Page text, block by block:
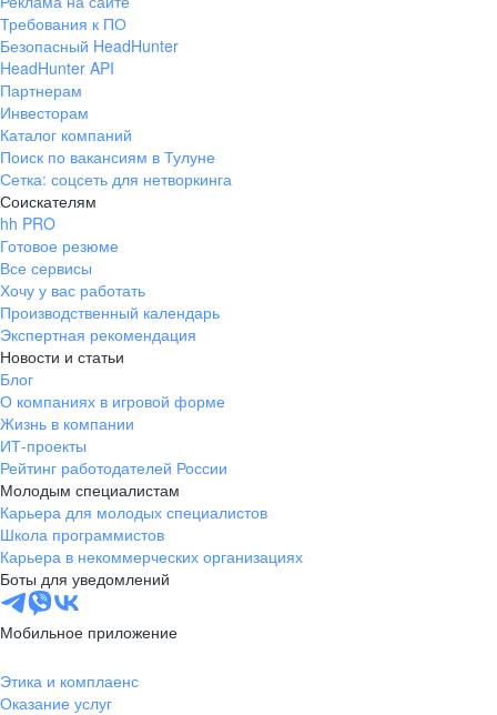
Требования к ПО
Безопасный HeadHunter
HeadHunter API
Партнерам
Инвесторам
Каталог компаний
Поиск по вакансиям в Тулуне
Сетка: соцсеть для нетворкинга
Соискателям
hh PRO
Готовое резюме
Все сервисы
Хочу у вас работать
Производственный календарь
Экспертная рекомендация
Новости и статьи
Блог
О компаниях в игровой форме
Жизнь в компании
ИТ-проекты
Рейтинг работодателей России
Молодым специалистам
Карьера для молодых специалистов
Школа программистов
Карьера в некоммерческих организациях
Боты для уведомлений
Мобильное приложение
Этика и комплаенс
Оказание услуг